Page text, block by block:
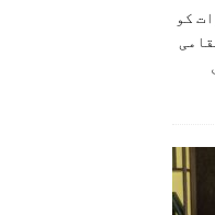
کو